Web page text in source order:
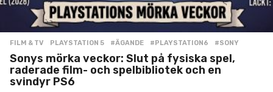
FILM & TV ,PLAYSTATION 5 #ÄGANDE ,#PLAYSTATION6 ,#SONY
Sonys mörka veckor: Slut på fysiska spel,
raderade film- och spelbibliotek och en
svindyr PS6